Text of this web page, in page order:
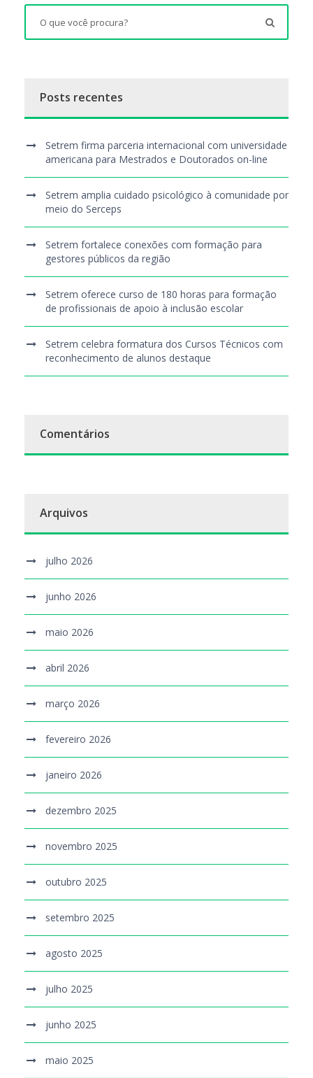
Posts recentes
Setrem firma parceria internacional com universidade
americana para Mestrados e Doutorados on-line
Setrem amplia cuidado psicológico à comunidade por
meio do Serceps
Setrem fortalece conexões com formação para
gestores públicos da região
Setrem oferece curso de 180 horas para formação
de profissionais de apoio à inclusão escolar
Setrem celebra formatura dos Cursos Técnicos com
reconhecimento de alunos destaque
Comentários
Arquivos
julho 2026
junho 2026
maio 2026
abril 2026
março 2026
fevereiro 2026
janeiro 2026
dezembro 2025
novembro 2025
outubro 2025
setembro 2025
agosto 2025
julho 2025
junho 2025
maio 2025